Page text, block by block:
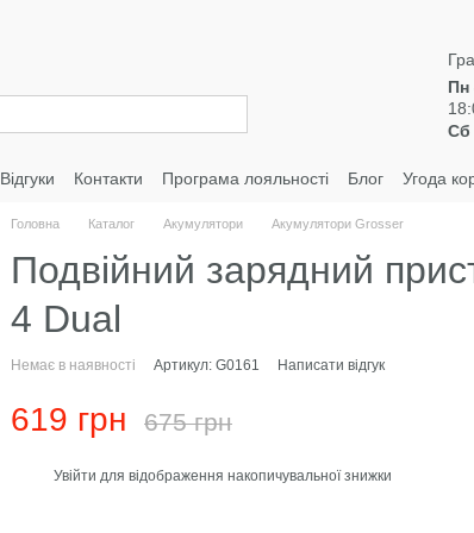
Пн
Сб
Відгуки Контакти Програма лояльності Блог Угода
Головна Каталог Акумулятори Акумулятори Grosser
Подвійний зарядний
4 Dual
Немає в наявності Артикул: G0161 Написати відгук
619 грн 675 грн
Увійти для відображення накопичувальної знижки